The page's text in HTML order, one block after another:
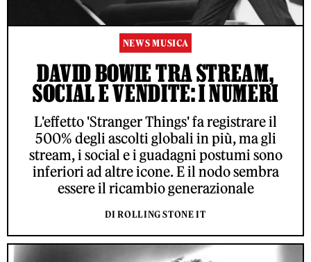
NEWS MUSICA
DAVID BOWIE TRA STREAM,
SOCIAL E VENDITE: I NUMERI
L'effetto 'Stranger Things' fa registrare il
500% degli ascolti globali in più, ma gli
stream, i social e i guadagni postumi sono
inferiori ad altre icone. E il nodo sembra
essere il ricambio generazionale
DI ROLLING STONE IT